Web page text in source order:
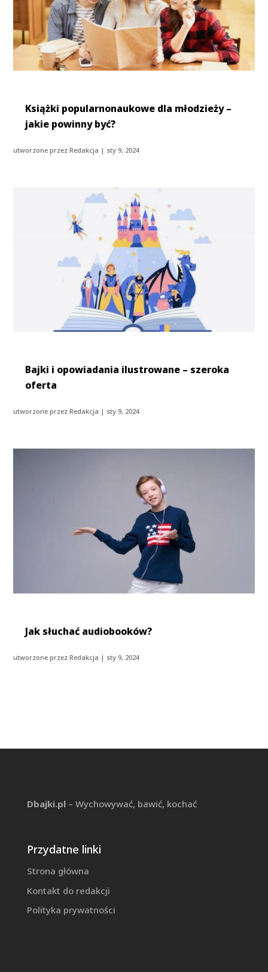
Książki popularnonaukowe dla młodzieży –
jakie powinny być?
utworzone przezRedakcja | sty 9, 2024
Bajki i opowiadania ilustrowane – szeroka
oferta
utworzone przezRedakcja | sty 9, 2024
Jak słuchać audiobooków?
utworzone przezRedakcja | sty 9, 2024
Dbajki.pl– Wychowywać, bawić, kochać
Przydatne linki
Strona główna
Kontakt do redakcji
Polityka prywatności